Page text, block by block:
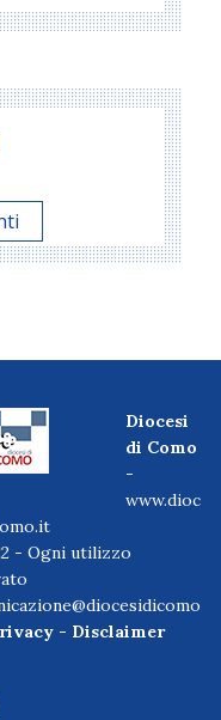
Diocesi
di Como
-
www.dioc
- Ogni utilizzo
- Disclaimer